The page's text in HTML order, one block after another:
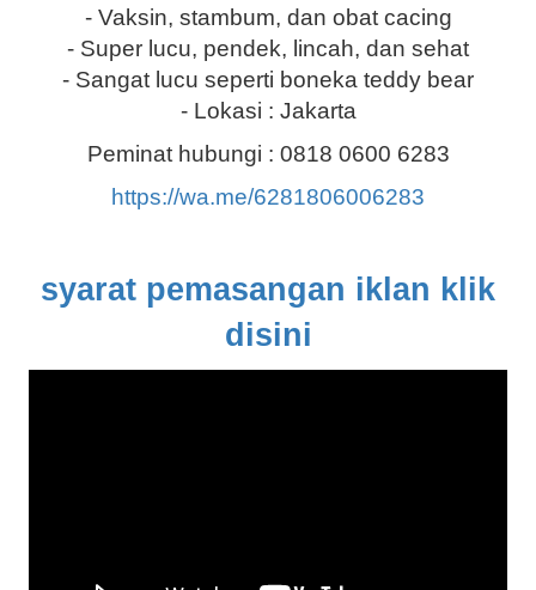
- Vaksin, stambum, dan obat cacing
- Super lucu, pendek, lincah, dan sehat
- Sangat lucu seperti boneka teddy bear
- Lokasi : Jakarta
Peminat hubungi : 0818 0600 6283
https://wa.me/6281806006283
syarat pemasangan iklan klik
disini